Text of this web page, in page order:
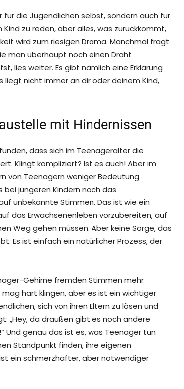
die Jugendlichen selbst, sondern auch für
zu reden, aber alles, was zurückkommt,
wird zum riesigen Drama. Manchmal fragt
man überhaupt noch einen Draht
lies weiter. Es gibt nämlich eine Erklärung
liegt nicht immer an dir oder deinem Kind,
mit Hindernissen
dass sich im Teenageralter die
Klingt kompliziert? Ist es auch! Aber im
von Teenagern weniger Bedeutung
bei jüngeren Kindern noch das
unbekannte Stimmen. Das ist wie ein
das Erwachsenenleben vorzubereiten, auf
Weg gehen müssen. Aber keine Sorge, das
Es ist einfach ein natürlicher Prozess, der
Gehirne fremden Stimmen mehr
hart klingen, aber es ist ein wichtiger
sich von ihren Eltern zu lösen und
„Hey, da draußen gibt es noch andere
Und genau das ist es, was Teenager tun
Standpunkt finden, ihre eigenen
ein schmerzhafter, aber notwendiger